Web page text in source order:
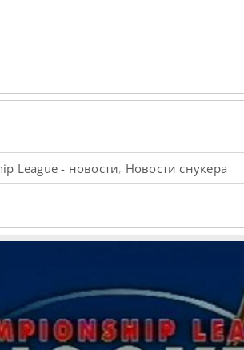
League - новости, Новости снукера